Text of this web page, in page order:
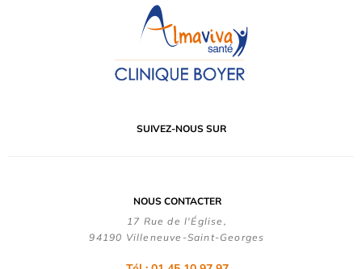
SUIVEZ-NOUS SUR
NOUS CONTACTER
17 Rue de l'Église,
94190 Villeneuve-Saint-Georges